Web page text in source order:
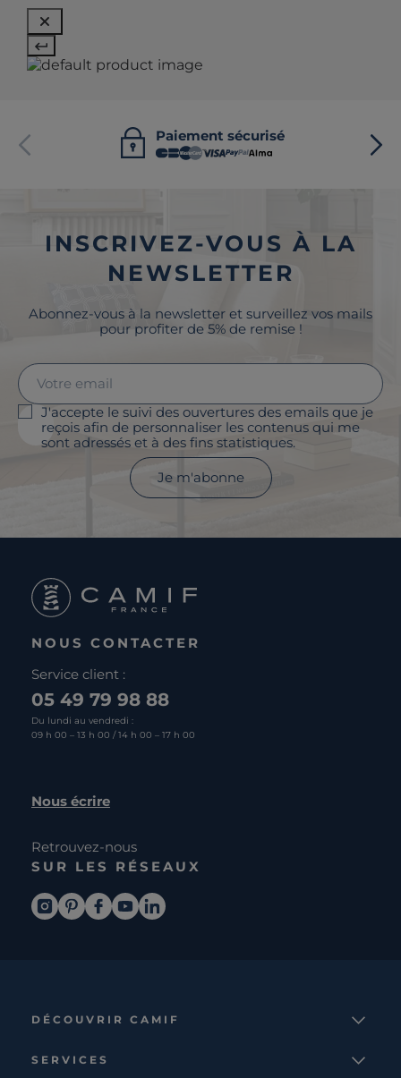
Paiement sécurisé
INSCRIVEZ-VOUS À LA
NEWSLETTER
Abonnez-vous à la newsletter et surveillez vos mails
pour profiter de 5% de remise !
J'accepte le suivi des ouvertures des emails que je
reçois afin de personnaliser les contenus qui me
sont adressés et à des fins statistiques.
Je m'abonne
NOUS CONTACTER
Service client :
05 49 79 98 88
Du lundi au vendredi :
09 h 00 – 13 h 00 / 14 h 00 – 17 h 00
Nous écrire
Retrouvez-nous
SUR LES RÉSEAUX
DÉCOUVRIR CAMIF
SERVICES